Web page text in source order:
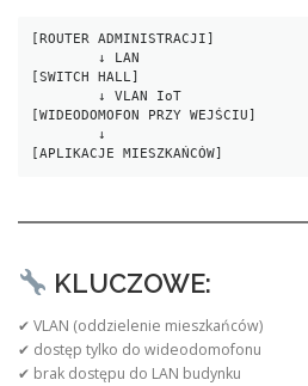
[ROUTER ADMINISTRACJI]
        ↓ LAN
[SWITCH HALL]
        ↓ VLAN IoT
[WIDEODOMOFON PRZY WEJŚCIU]
        ↓
[APLIKACJE MIESZKAŃCÓW]
KLUCZOWE:
✔ VLAN (oddzielenie mieszkańców)
✔ dostęp tylko do wideodomofonu
✔ brak dostępu do LAN budynku